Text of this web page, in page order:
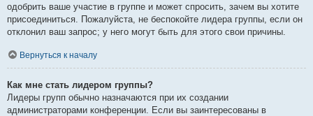
одобрить ваше участие в группе и может спросить, зачем вы хотите
присоединиться. Пожалуйста, не беспокойте лидера группы, если он
отклонил ваш запрос; у него могут быть для этого свои причины.
Вернуться к началу
Как мне стать лидером группы?
Лидеры групп обычно назначаются при их создании
администраторами конференции. Если вы заинтересованы в